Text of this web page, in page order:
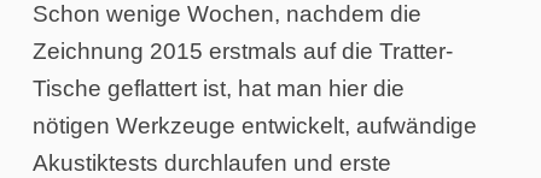
Schon wenige Wochen, nachdem die
Zeichnung 2015 erstmals auf die Tratter-
Tische geflattert ist, hat man hier die
nötigen Werkzeuge entwickelt, aufwändige
Akustiktests durchlaufen und erste